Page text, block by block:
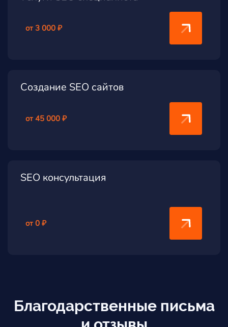
от 3 000 ₽
Создание SEO сайтов
от 45 000 ₽
SEO консультация
от 0 ₽
Благодарственные письма